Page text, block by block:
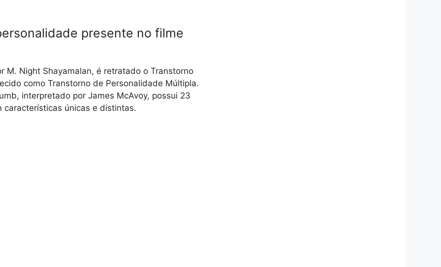
presente no filme
M. Night Shayamalan, é retratado o Transtorno
como Transtorno de Personalidade Múltipla.
interpretado por James McAvoy, possui 23
únicas e distintas.